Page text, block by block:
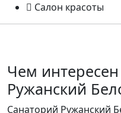
Салон красоты
Чем
Ружанский
Санаторий Ружанский